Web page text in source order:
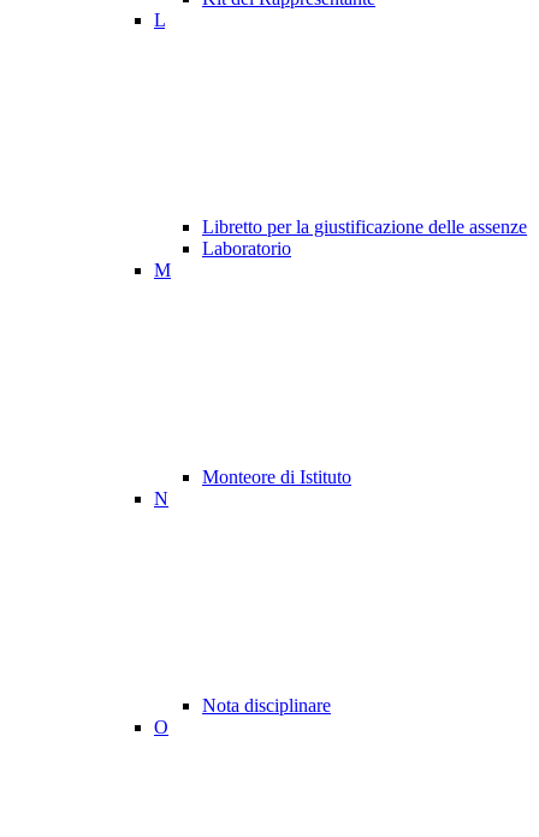
L
Libretto per la giustificazione delle assenze
Laboratorio
M
Monteore di Istituto
N
Nota disciplinare
O